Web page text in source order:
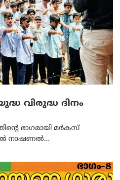
വിരുദ്ധ ദിനം
ഭാഗമായി മർകസ്
നാഷണൽ...